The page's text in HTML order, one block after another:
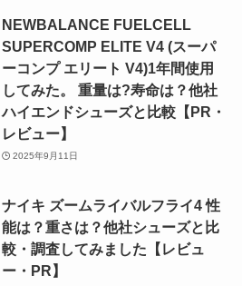
NEWBALANCE FUELCELL
SUPERCOMP ELITE V4 (スーパ
ーコンプ エリート V4)1年間使用
してみた。 重量は?寿命は？他社
ハイエンドシューズと比較【PR・
レビュー】
2025年9月11日
ナイキ ズームライバルフライ4 性
能は？重さは？他社シューズと比
較・調査してみました【レビュ
ー・PR】